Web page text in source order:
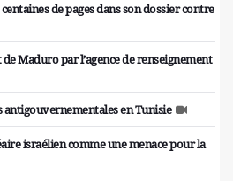
de pages dans son dossier contre
de Maduro par l’agence de renseignement
en Tunisie
israélien comme une menace pour la